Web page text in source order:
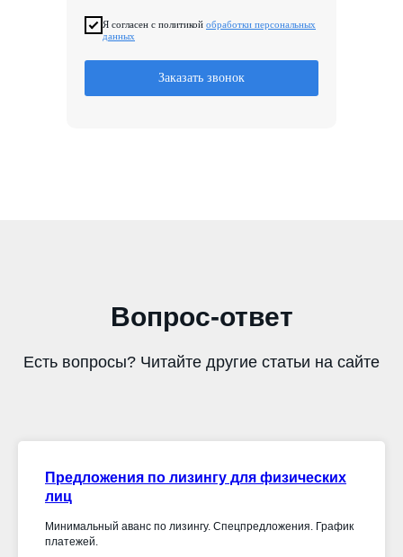
Я согласен с политикой обработки персональных
данных
Заказать звонок
Вопрос-ответ
Есть вопросы? Читайте другие статьи на сайте
Предложения по лизингу для физических
лиц
Минимальный аванс по лизингу. Спецпредложения. График
платежей.